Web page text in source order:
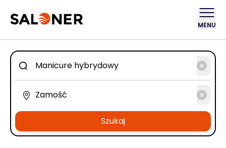
MENU
Szukaj